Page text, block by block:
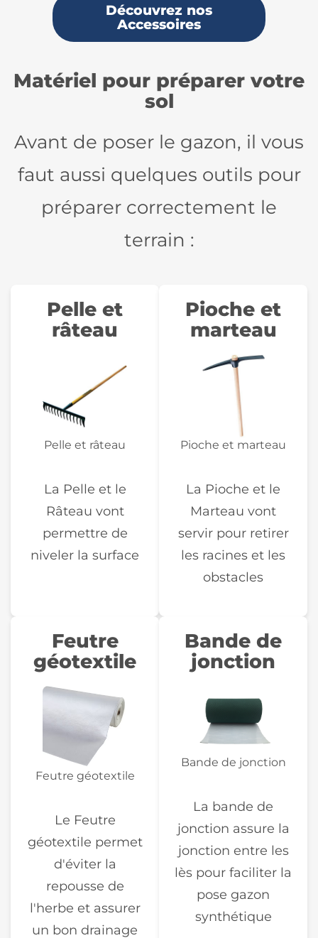
Découvrez nos
Accessoires
Matériel pour préparer votre
sol
Avant de poser le gazon, il vous
faut aussi quelques outils pour
préparer correctement le
terrain :
Pelle et
râteau
Pelle et râteau
La Pelle et le
Râteau vont
permettre de
niveler la surface
Pioche et
marteau
Pioche et marteau
La Pioche et le
Marteau vont
servir pour retirer
les racines et les
obstacles
Feutre
géotextile
Feutre géotextile
Le Feutre
géotextile permet
d'éviter la
repousse de
l'herbe et assurer
un bon drainage
Bande de
jonction
Bande de jonction
La bande de
jonction assure la
jonction entre les
lès pour faciliter la
pose gazon
synthétique